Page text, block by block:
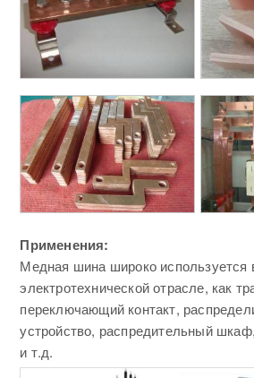
Применения:
Медная шина широко используется
электротехнической отрасле, как
переключающий контакт,
устройство, распредительный
и т.д.